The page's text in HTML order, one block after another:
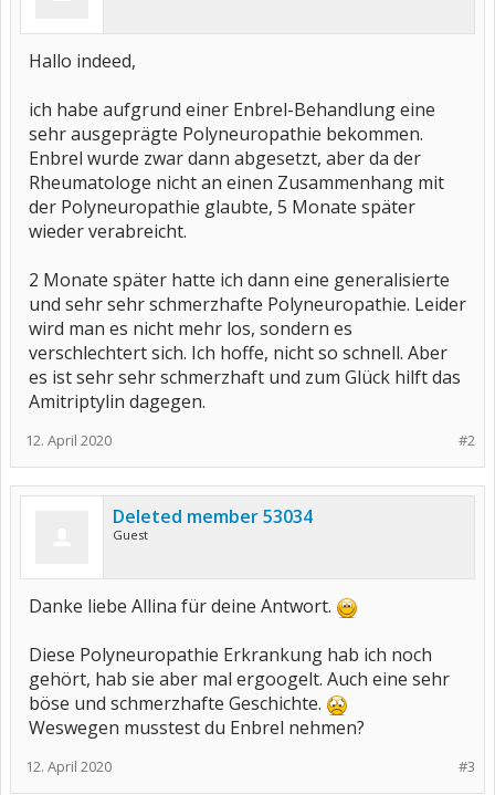
Hallo indeed,
ich habe aufgrund einer Enbrel-Behandlung eine
sehr ausgeprägte Polyneuropathie bekommen.
Enbrel wurde zwar dann abgesetzt, aber da der
Rheumatologe nicht an einen Zusammenhang mit
der Polyneuropathie glaubte, 5 Monate später
wieder verabreicht.
2 Monate später hatte ich dann eine generalisierte
und sehr sehr schmerzhafte Polyneuropathie. Leider
wird man es nicht mehr los, sondern es
verschlechtert sich. Ich hoffe, nicht so schnell. Aber
es ist sehr sehr schmerzhaft und zum Glück hilft das
Amitriptylin dagegen.
#2
12. April 2020
Deleted member 53034
Guest
Danke liebe Allina für deine Antwort.
Diese Polyneuropathie Erkrankung hab ich noch
gehört, hab sie aber mal ergoogelt. Auch eine sehr
böse und schmerzhafte Geschichte.
Weswegen musstest du Enbrel nehmen?
#3
12. April 2020